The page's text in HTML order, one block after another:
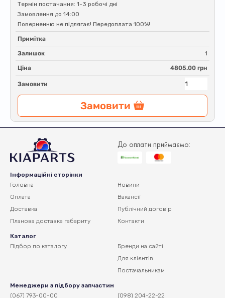
Термін постачання: 1-3 робочі дні
Замовлення до 14:00
Поверненню не підлягає! Передоплата 100%!
Примітка
Залишок 1
Ціна 4805.00 грн
Замовити
Замовити
До оплати приймаємо:
Інформаційні сторінки
Головна
Оплата
Доставка
Планова доставка габариту
Новини
Вакансії
Публічний договір
Контакти
Каталог
Підбор по каталогу
Бренди на сайті
Для клієнтів
Постачальникам
Менеджери з підбору запчастин
(067) 793-00-00
(098) 204-22-22